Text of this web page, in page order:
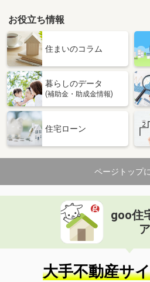
福島県いわき市泉町黒須野字早稲
価 格
1,780万円
福島県いわ
建物面積 89.22m²
土地面積
227.36m²
福島県いわき市四倉町字五丁目
住 所
福島県いわ
建物面積 152.22m²
土地面積 221.64m²
福島県郡山市安積町日出山４
価 格
2,680万円
住 所
福島県郡山
建物面積 105.99m²
土地面積
143.56m²
お役立ち情報
住まいのコラム
暮らしのデータ
(補助金・助成金情報)
住宅ローン
ページトップ
goo住
大手不動産サ